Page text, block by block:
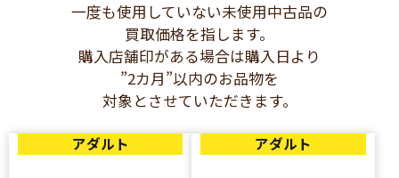
一度も使用していない未使用中古品の
買取価格を指します。
購入店舗印がある場合は購入日より
”2カ月”以内のお品物を
対象とさせていただきます。
アダルト アダルト